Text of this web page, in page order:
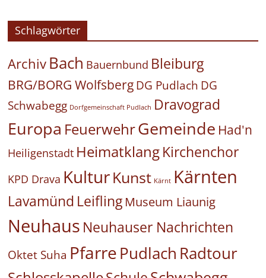
Schlagwörter
Archiv Bach Bauernbund Bleiburg
BRG/BORG Wolfsberg DG Pudlach DG
Schwabegg Dorfgemeinschaft Pudlach Dravograd
Europa FeuerwehrGemeinde Had'n
Heiligenstadt HeimatklangKirchenchor
KPD Drava KulturKunst Kärnt Kärnten
Lavamünd Leifling Museum Liaunig
Neuhaus Neuhauser Nachrichten
Oktet Suha PfarrePudlach Radtour